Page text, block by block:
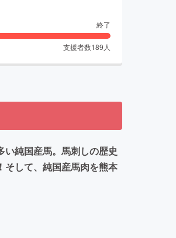
終了
支援者数189 人
純国産馬。馬刺しの歴史
そして、純国産馬肉を熊本